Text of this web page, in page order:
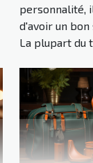
personnalité,
d'avoir un
La plupart du